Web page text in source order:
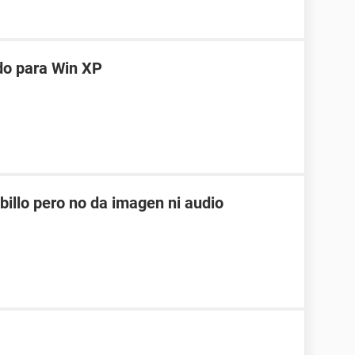
driver-updates
para Win XP
pero no da imagen ni audio